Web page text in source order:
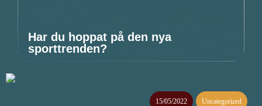
Har du hoppat på den nya
sporttrenden?
15/05/2022 Uncategorized